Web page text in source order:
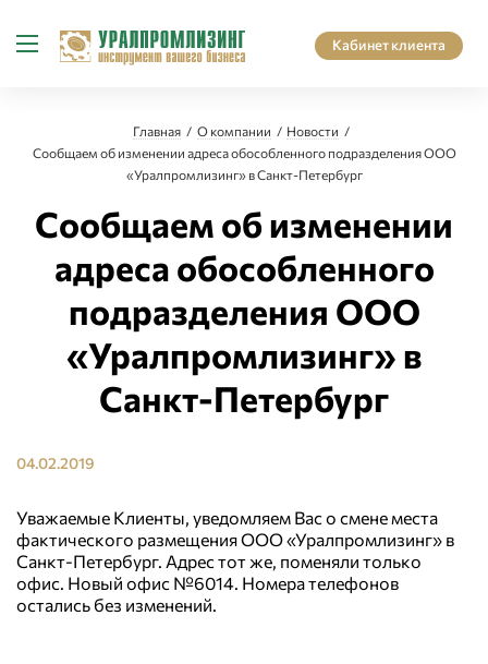
Кабинет клиента
Главная О компании
Новости
Сообщаем об изменении адреса обособленного подразделения ООО
«Уралпромлизинг» в Санкт-Петербург
Сообщаем об изменении
адреса обособленного
подразделения ООО
«Уралпромлизинг» в
Санкт-Петербург
04.02.2019
Уважаемые Клиенты, уведомляем Вас о смене места
фактического размещения ООО «Уралпромлизинг» в
Санкт-Петербург. Адрес тот же, поменяли только
офис. Новый офис №6014. Номера телефонов
остались без изменений.